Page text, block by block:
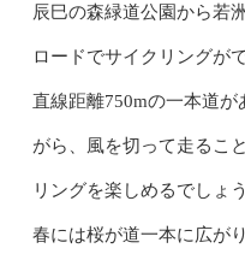
辰巳の森緑道公園から若
ロードでサイクリングが
直線距離750mの一本道
がら、風を切って走るこ
リングを楽しめるでしょう
春には桜が道一本に広が